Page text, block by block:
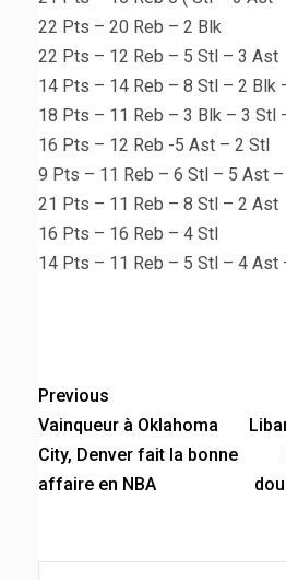
22 Pts – 20 Reb – 2 Blk
22 Pts – 12 Reb – 5 Stl – 3 Ast
14 Pts – 14 Reb – 8 Stl – 2 Blk
18 Pts – 11 Reb – 3 Blk – 3 Stl
16 Pts – 12 Reb -5 Ast – 2 Stl
9 Pts – 11 Reb – 6 Stl – 5 Ast
21 Pts – 11 Reb – 8 Stl – 2 Ast
16 Pts – 16 Reb – 4 Stl
14 Pts – 11 Reb – 5 Stl – 4 Ast
Previous
Vainqueur à Oklahoma
City, Denver fait la bonne
affaire en NBA